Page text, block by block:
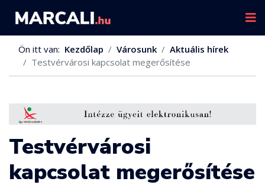
Ön itt van: Kezdőlap Városunk
Aktuális hírek
Testvérvárosi kapcsolat megerősítése
Testvérvárosi
kapcsolat megerősítése